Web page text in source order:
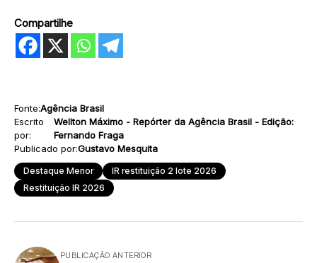
Compartilhe
Fonte:Agência Brasil
Escrito
por:
Wellton Máximo - Repórter da Agência Brasil - Edição:
Fernando Fraga
Publicado por:Gustavo Mesquita
Destaque Menor
IR restituição 2 lote 2026
Restituição IR 2026
PUBLICAÇÃO ANTERIOR